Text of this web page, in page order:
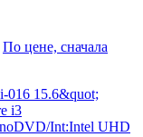
По цене, сначала